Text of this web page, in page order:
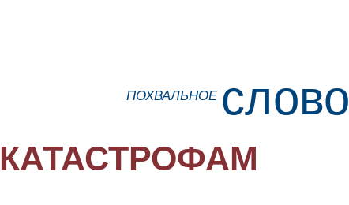
ПОХВАЛЬНОЕ слово
КАТАСТРОФАМ